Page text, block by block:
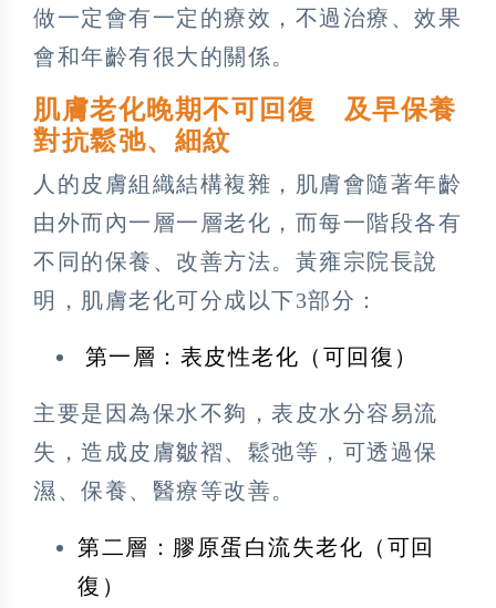
做一定會有一定的療效，不過治療、效果
會和年齡有很大的關係。
肌膚老化晚期不可回復 及早保養
對抗鬆弛、細紋
人的皮膚組織結構複雜，肌膚會隨著年齡
由外而內一層一層老化，而每一階段各有
不同的保養、改善方法。黃雍宗院長說
明，肌膚老化可分成以下3部分：
第一層：表皮性老化（可回復）
主要是因為保水不夠，表皮水分容易流
失，造成皮膚皺褶、鬆弛等，可透過保
濕、保養、醫療等改善。
第二層：膠原蛋白流失老化（可回
復）